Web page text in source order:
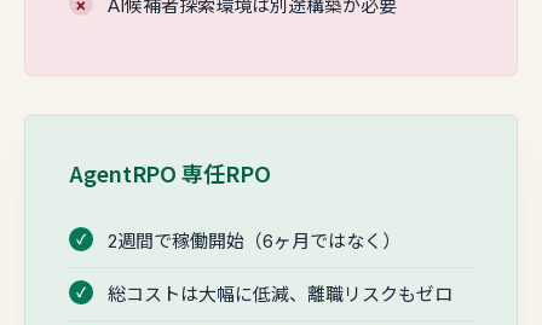
AI候補者探索環境は別途構築が必要
AgentRPO 専任RPO
2週間で稼働開始（6ヶ月ではなく）
総コストは大幅に低減、離職リスクもゼロ